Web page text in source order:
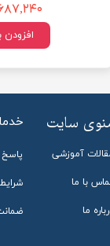
۶۸۷,۲۴۰
آموزشی
با ما
ما
سایت